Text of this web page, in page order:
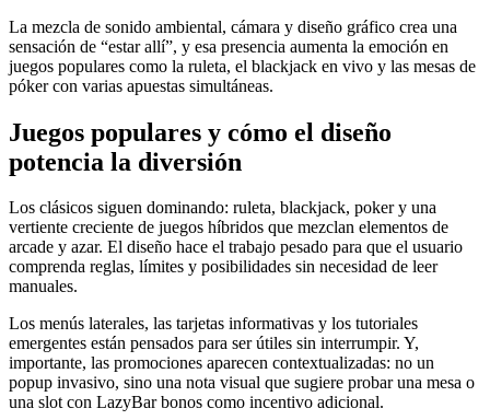
La mezcla de sonido ambiental, cámara y diseño gráfico crea una
sensación de “estar allí”, y esa presencia aumenta la emoción en
juegos populares como la ruleta, el blackjack en vivo y las mesas de
póker con varias apuestas simultáneas.
Juegos populares y cómo el diseño
potencia la diversión
Los clásicos siguen dominando: ruleta, blackjack, poker y una
vertiente creciente de juegos híbridos que mezclan elementos de
arcade y azar. El diseño hace el trabajo pesado para que el usuario
comprenda reglas, límites y posibilidades sin necesidad de leer
manuales.
Los menús laterales, las tarjetas informativas y los tutoriales
emergentes están pensados para ser útiles sin interrumpir. Y,
importante, las promociones aparecen contextualizadas: no un
popup invasivo, sino una nota visual que sugiere probar una mesa o
una slot con LazyBar bonos como incentivo adicional.